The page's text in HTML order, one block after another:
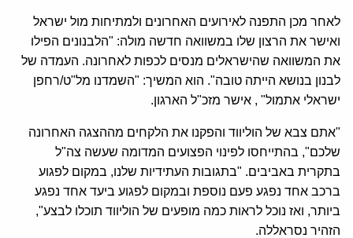
לאחר מכן התפנה לאירועים האחרונים ולמתיחות מול ישראל
ואישר את הרצון שלו במשוואה חדשה מולה: "הלבנונים הפילו
את המשוואה שהישראלים מנסים לכפות לאחרונה. העמדה של
לבנון בנושא הייתה טובה". הוא המשיך: "השמדנו מל"ט/רחפן
ישראלי אתמול" , אישר מזכ"ל הארגון.
"אתם צבא של הוליווד והפקנו את הלקחים מההצגה האחרונה
שלכם", בהתייחסו לפינוי הפצועים המדומה שעשה צה"ל
בתקרית באביבים. "בתגובות העתידיות שלנו, במקום לפגוע
ברכב אחד נפגע פעם נוספת ובמקום לפגוע ביעד אחד נפגע
ביותר, ואז נוכל לראות כמה מופעים של הוליווד תוכלו לבצע",
הזהיר נסראללה.